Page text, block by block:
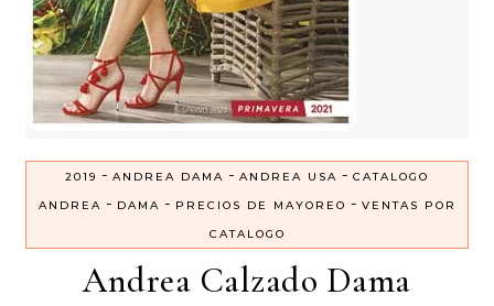
2019 - ANDREA DAMA - ANDREA USA - CATALOGO
ANDREA - DAMA - PRECIOS DE MAYOREO - VENTAS POR
CATALOGO
Andrea Calzado Dama